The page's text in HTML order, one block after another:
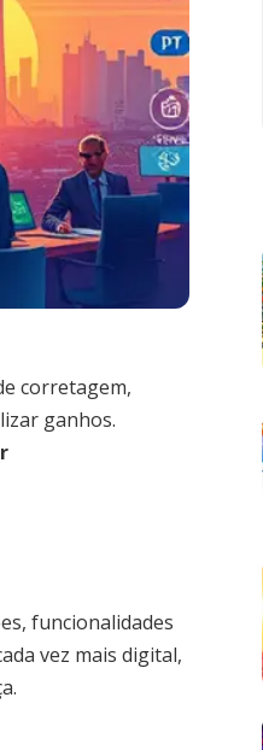
corretagem,
ganhos.
funcionalidades
vez mais digital,